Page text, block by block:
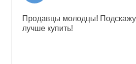
Продавцы молодцы!
лучше купить!